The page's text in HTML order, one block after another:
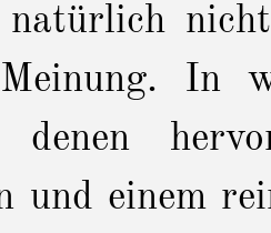
In
denen
und einem